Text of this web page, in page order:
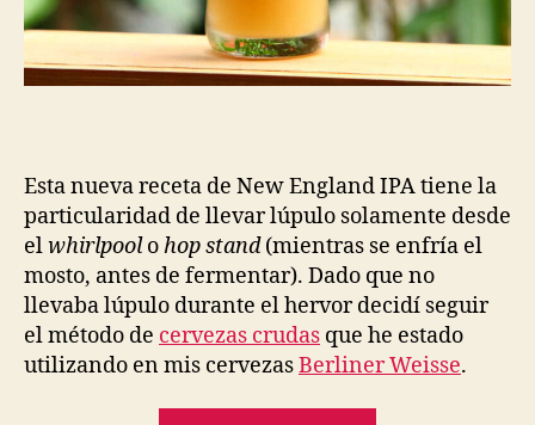
Esta nueva receta de New England IPA tiene la
particularidad de llevar lúpulo solamente desde
elwhirlpoolohop stand(mientras se enfría el
mosto, antes de fermentar). Dado que no
llevaba lúpulo durante el hervor decidí seguir
el método de cervezas crudas que he estado
utilizando en mis cervezasBerliner Weisse.